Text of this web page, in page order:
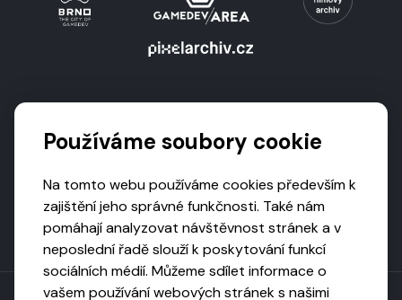
Používáme soubory cookie
Na tomto webu používáme cookies především k
zajištění jeho správné funkčnosti. Také nám
pomáhají analyzovat návštěvnost stránek a v
neposlední řadě slouží k poskytování funkcí
sociálních médií. Můžeme sdílet informace o
vašem používání webových stránek s našimi